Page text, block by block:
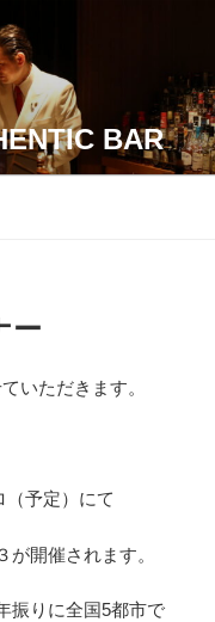
BAR
ー
いただきます。
（予定）にて
開催されます。
振りに全国5都市で